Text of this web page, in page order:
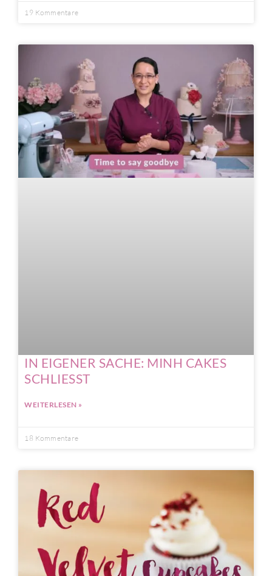
19 Kommentare
IN EIGENER SACHE: MINH CAKES
SCHLIESST
WEITERLESEN »
18 Kommentare